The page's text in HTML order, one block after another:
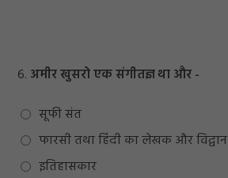
6. अमीर खुसरो एक संगीतज्ञ था और -
सूफी संत
फारसी तथा हिंदी का लेखक और विद्वान
इतिहासकार